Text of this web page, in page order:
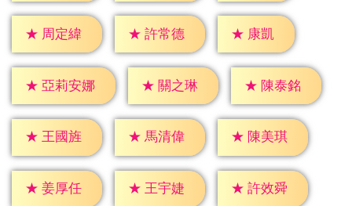
★ 周定緯 ★ 許常德 ★ 康凱
★ 亞莉安娜 ★ 關之琳 ★ 陳泰銘
★ 王國旌 ★ 馬清偉 ★ 陳美琪
★ 姜厚任 ★ 王宇婕 ★ 許效舜